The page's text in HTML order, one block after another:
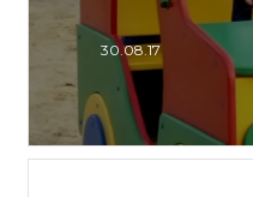
30.08.17